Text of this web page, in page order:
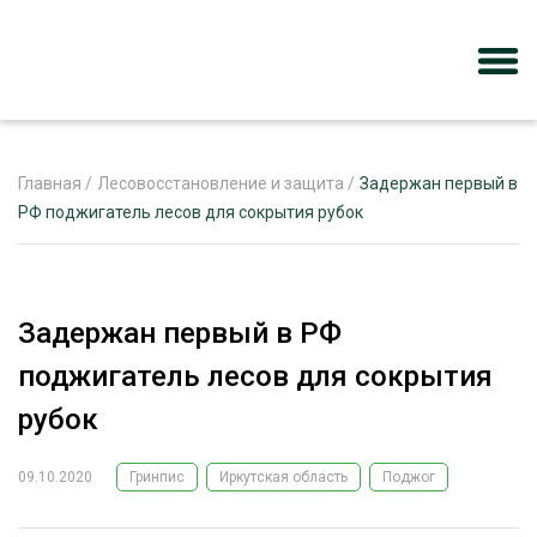
РЕКЛАМОДАТЕЛЯМ
ЛЕСНОЕ ХОЗЯЙСТВО
ЛЕСОЗАГОТОВКА
ЭКСПЕРТНОЕ МНЕНИЕ
Главная / Лесовосстановление и защита / Задержан первый в
РФ поджигатель лесов для сокрытия рубок
Задержан первый в РФ
поджигатель лесов для сокрытия
рубок
09.10.2020 Гринпис Иркутская область Поджог